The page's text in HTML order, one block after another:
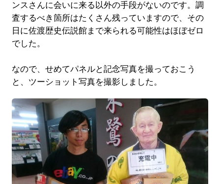
ンスさんに会いに来る以外の手段がないのです。調
査するべき箇所はたくさん残っていますので、その
日に佐渡歴史伝説館まで来られる可能性はほぼゼロ
でした。
なので、せめてパネルと記念写真を撮っておこう
と、ツーショット写真を撮影しました。